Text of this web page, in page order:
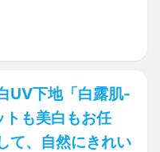
UV下地「白露肌-
トも美白もお任
て、自然にきれい